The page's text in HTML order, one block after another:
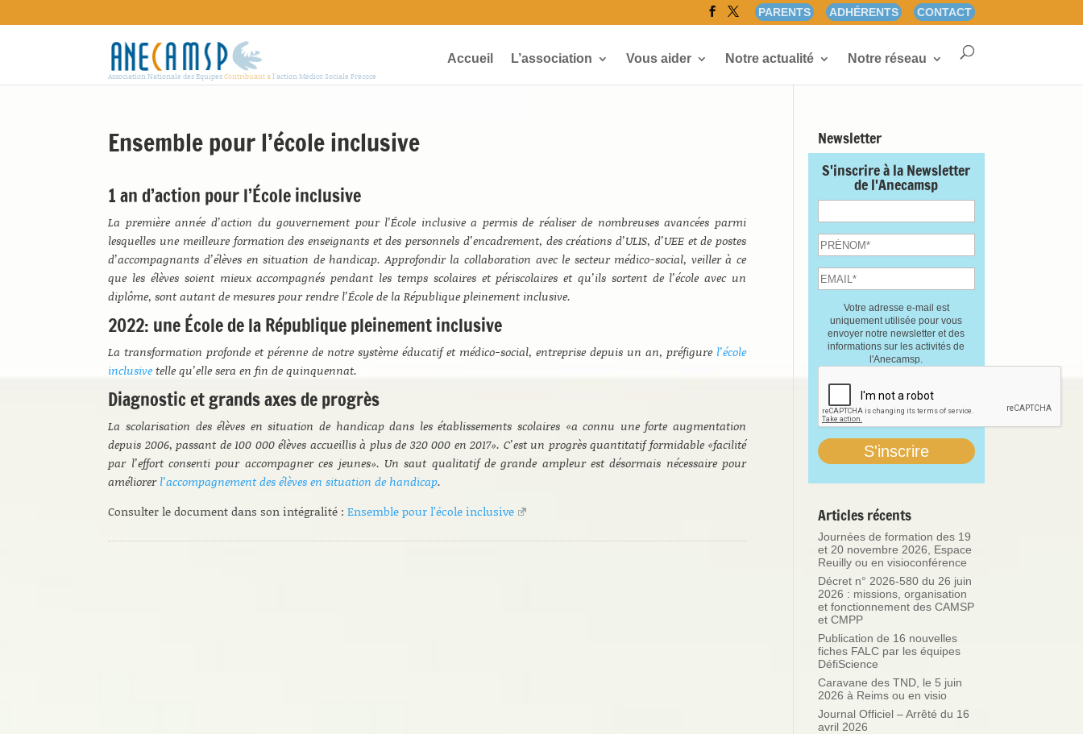
PARENTS ADHÉRENTS CONTACT
Association Nationale des EquipesContribuant àl'action Médico Sociale Précoce
Accueil L’association Vous aider Notre actualité Notre réseau
Ensemble pour l’école inclusive
1 an d’action pour l’École inclusive
La première année d’action du gouvernement pour l’École inclusive a permis de réaliser de nombreuses avancées parmi
lesquelles une meilleure formation des enseignants et des personnels d’encadrement, des créations d’ULIS, d’UEE et de postes
d’accompagnants d’élèves en situation de handicap. Approfondir la collaboration avec le secteur médico-social, veiller à ce
que les élèves soient mieux accompagnés pendant les temps scolaires et périscolaires et qu’ils sortent de l’école avec un
diplôme, sont autant de mesures pour rendre l’École de la République pleinement inclusive.
2022: une École de la République pleinement inclusive
La transformation profonde et pérenne de notre système éducatif et médico-social, entreprise depuis un an, préfigure l’école
inclusivetelle qu’elle sera en fin de quinquennat.
Diagnostic et grands axes de progrès
La scolarisation des élèves en situation de handicap dans les établissements scolaires «a connu une forte augmentation
depuis 2006, passant de 100 000 élèves accueillis à plus de 320 000 en 2017». C’est un progrès quantitatif formidable «facilité
par l’effort consenti pour accompagner ces jeunes». Un saut qualitatif de grande ampleur est désormais nécessaire pour
améliorerl’accompagnement des élèves en situation de handicap.
Consulter le document dans son intégralité :Ensemble pour l’école inclusive
Newsletter
S'inscrire à la Newsletter
de l'Anecamsp
Votre adresse e-mail est
uniquement utilisée pour vous
envoyer notre newsletter et des
informations sur les activités de
l'Anecamsp.
Articles récents
Journées de formation des 19
et 20 novembre 2026, Espace
Reuilly ou en visioconférence
Décret n° 2026-580 du 26 juin
2026 : missions, organisation
et fonctionnement des CAMSP
et CMPP
Publication de 16 nouvelles
fiches FALC par les équipes
DéfiScience
Caravane des TND, le 5 juin
2026 à Reims ou en visio
Journal Officiel – Arrêté du 16
avril 2026